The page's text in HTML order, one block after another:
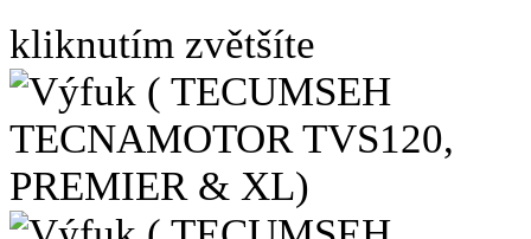
kliknutím zvětšíte